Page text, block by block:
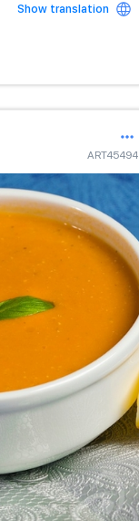
Show translation
ART45494